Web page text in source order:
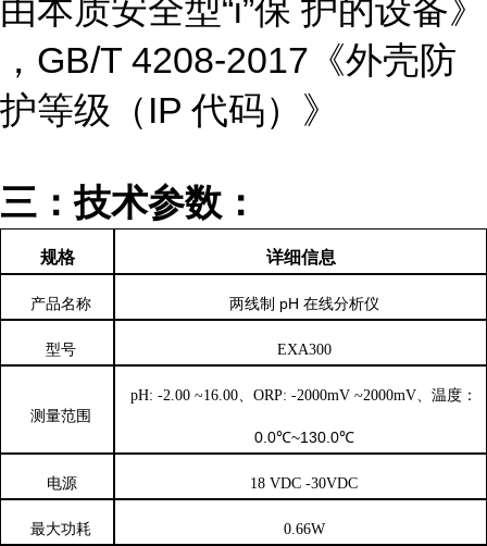
由本质安全型“i”保 护的设备》
，GB/T 4208-2017《外壳防
护等级（IP 代码）》
三：技术参数：
规格 详细信息
产品名称 两线制 pH 在线分析仪
型号 EXA300
测量范围
pH: -2.00 ~16.00、ORP: -2000mV ~2000mV、温度：
0.0℃~130.0℃
电源 18 VDC -30VDC
最大功耗 0.66W